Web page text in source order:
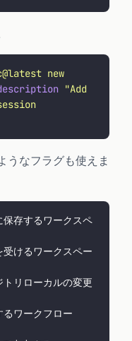
new
"Add
うなフラグも使えま
するワークスペ
るワークスペー
ローカルの変更
ワークフロー